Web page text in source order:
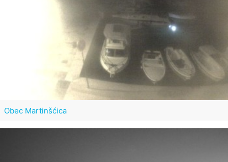
Obec Martinšćica